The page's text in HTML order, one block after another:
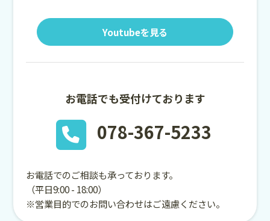
Youtubeを見る
お電話でも受付けております
078-367-5233
お電話でのご相談も承っております。
（平日9:00 - 18:00）
※営業目的でのお問い合わせはご遠慮ください。